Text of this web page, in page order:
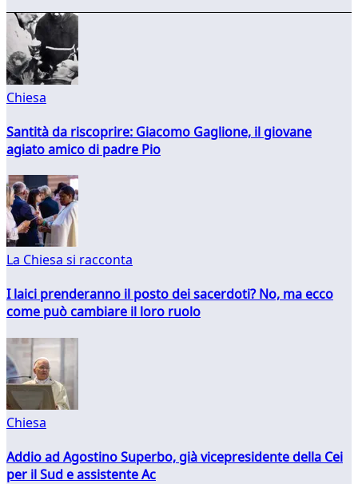
Chiesa
Santità da riscoprire: Giacomo Gaglione, il giovane
agiato amico di padre Pio
La Chiesa si racconta
I laici prenderanno il posto dei sacerdoti? No, ma ecco
come può cambiare il loro ruolo
Chiesa
Addio ad Agostino Superbo, già vicepresidente della Cei
per il Sud e assistente Ac